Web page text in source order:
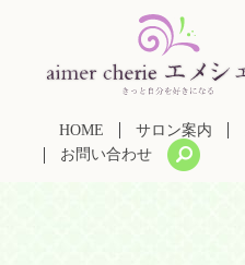
HOME サロン案内
お問い合わせ